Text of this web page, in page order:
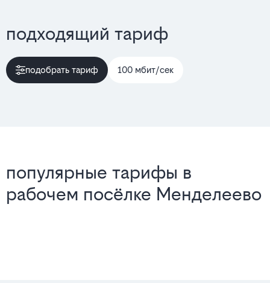
подходящий тариф
подобрать тариф 100 мбит/сек
популярные тарифы в
рабочем посёлке Менделеево